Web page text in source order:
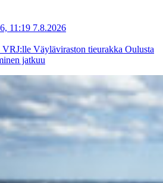
11:19 7.8.2026
Väyläviraston tieurakka Oulusta
jatkuu